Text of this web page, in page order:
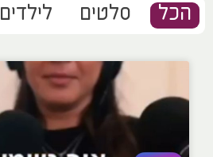
הכל סלטים לילדים